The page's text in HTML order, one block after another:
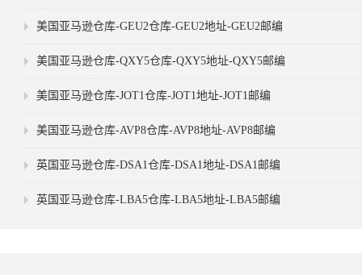
美国亚马逊仓库-GEU2仓库-GEU2地址-GEU2邮编
美国亚马逊仓库-QXY5仓库-QXY5地址-QXY5邮编
美国亚马逊仓库-JOT1仓库-JOT1地址-JOT1邮编
美国亚马逊仓库-AVP8仓库-AVP8地址-AVP8邮编
英国亚马逊仓库-DSA1仓库-DSA1地址-DSA1邮编
英国亚马逊仓库-LBA5仓库-LBA5地址-LBA5邮编